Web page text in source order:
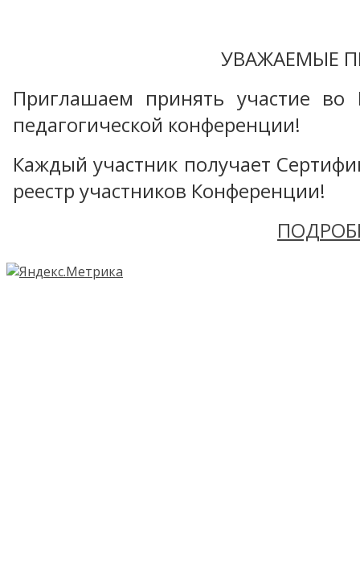
УВАЖАЕМЫЕ
Приглашаем принять участие во
педагогической конференции!
Каждый участник получает
реестр участников Конференции!